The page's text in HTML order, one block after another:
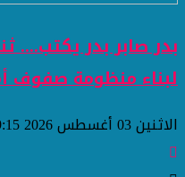
بدر صابر بدر يكتب....
لبناء منظومة صفوف
الاثنين 03 أغسطس 2026 09:15 مساءً